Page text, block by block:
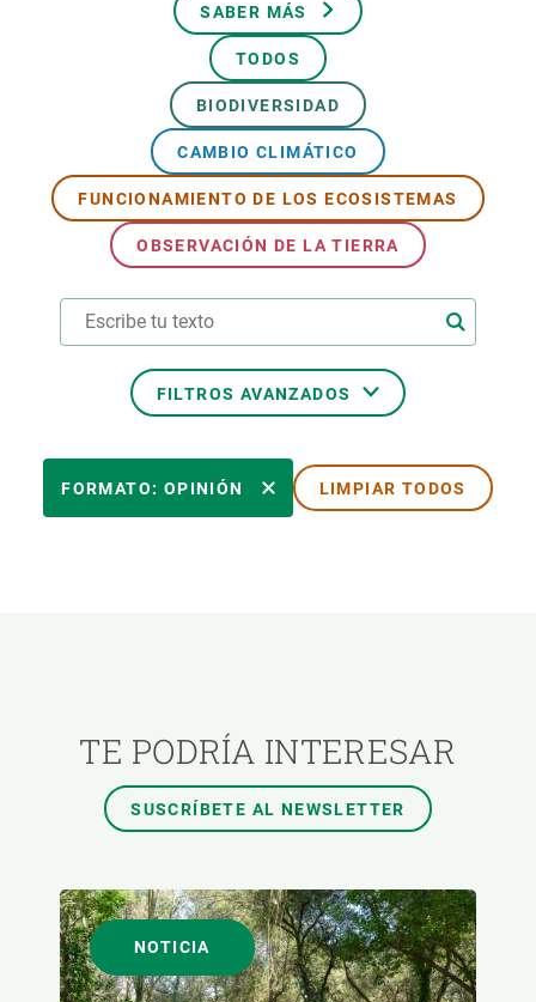
SABER MÁS
TODOS
BIODIVERSIDAD
CAMBIO CLIMÁTICO
FUNCIONAMIENTO DE LOS ECOSISTEMAS
OBSERVACIÓN DE LA TIERRA
FILTROS AVANZADOS
AUTOR
FORMATO: OPINIÓN LIMPIAR TODOS
TE PODRÍA INTERESAR
SUSCRÍBETE AL NEWSLETTER
NOTICIA